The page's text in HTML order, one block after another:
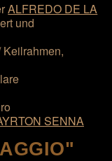
ALFREDO DE LA
und
SENNA